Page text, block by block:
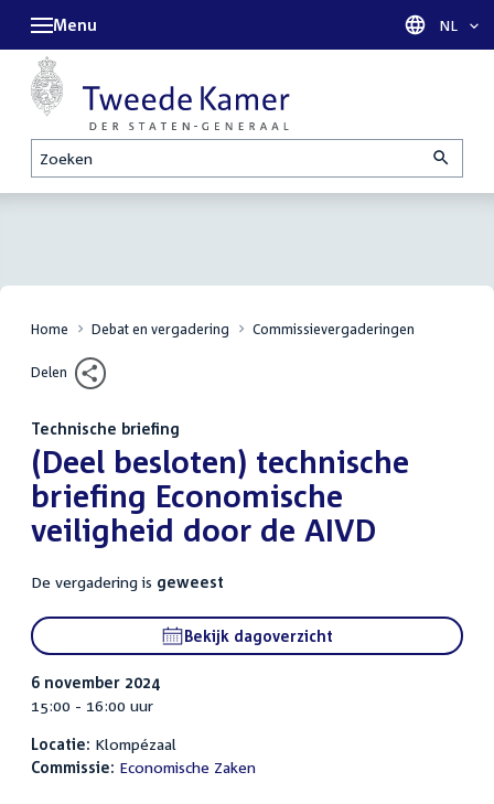
Zoeken
Menu Taal
NL
Home Debat en vergadering Commissievergaderingen
Delen
Technische briefing
:(Deel besloten) technische
briefing Economische
veiligheid door de AIVD
De vergadering is geweest
Bekijk dagoverzicht
6 november 2024
15:00 - 16:00 uur
Locatie: Klompézaal
Commissie: Economische Zaken